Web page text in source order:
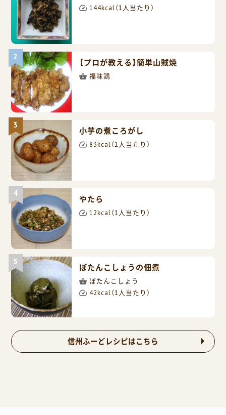
144kcal（1人当たり）
【プロが教える】簡単山賊焼
福味鶏
小芋の煮ころがし
83kcal（1人当たり）
やたら
12kcal（1人当たり）
ぼたんこしょうの佃煮
ぼたんこしょう
42kcal（1人当たり）
信州ふーどレシピはこちら